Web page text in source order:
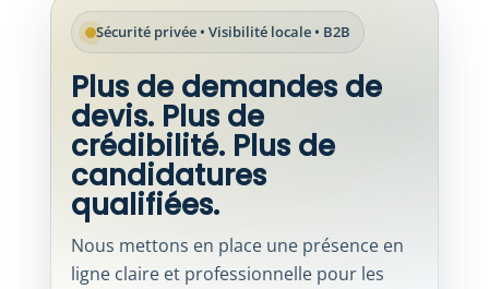
Sécurité privée • Visibilité locale • B2B
Plus de demandes de
devis. Plus de
crédibilité. Plus de
candidatures
qualifiées.
Nous mettons en place une présence en
ligne claire et professionnelle pour les